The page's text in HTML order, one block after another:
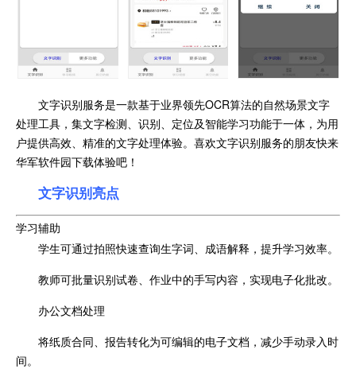
文字识别服务是一款基于业界领先OCR算法的自然场景文字
处理工具，集文字检测、识别、定位及智能学习功能于一体，为用
户提供高效、精准的文字处理体验。喜欢文字识别服务的朋友快来
华军软件园下载体验吧！
文字识别亮点
学习辅助
学生可通过拍照快速查询生字词、成语解释，提升学习效率。
教师可批量识别试卷、作业中的手写内容，实现电子化批改。
办公文档处理
将纸质合同、报告转化为可编辑的电子文档，减少手动录入时
间。